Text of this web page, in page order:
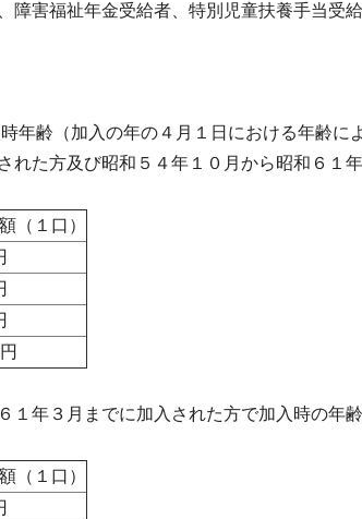
障害福祉年金受給者、特別児童扶養手当受
年齢（加入の年の４月１日における年齢に
た方及び昭和５４年１０月から昭和６１
（１口）
年３月までに加入された方で加入時の年
（１口）